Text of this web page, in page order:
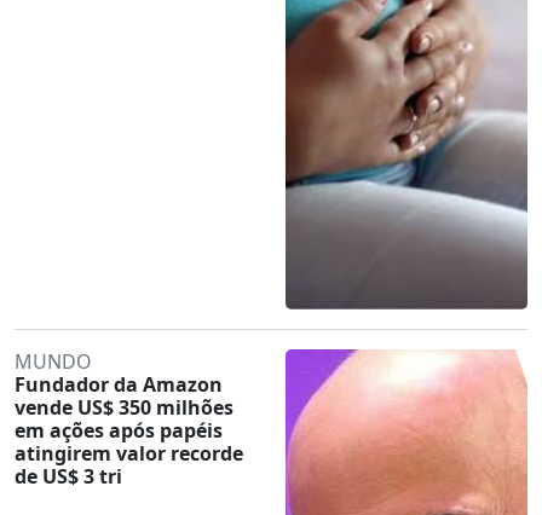
MUNDO
Fundador da Amazon
vende US$ 350 milhões
em ações após papéis
atingirem valor recorde
de US$ 3 tri